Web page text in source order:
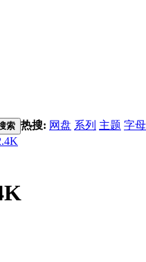
索 热搜: 网盘 系列 主题 字